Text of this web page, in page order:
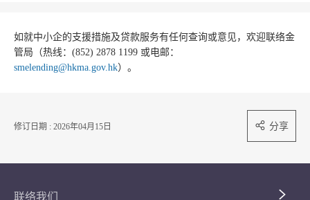
如就中小企的支援措施及贷款服务有任何查询或意见，欢迎联络金
管局（热线：(852) 2878 1199 或电邮：
smelending@hkma.gov.hk）。
修订日期 : 2026年04月15日 分享
联络我们